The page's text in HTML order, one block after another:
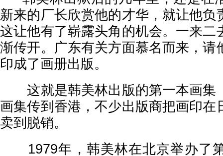
新来的厂长欣赏他的才华，就让他负
这让他有了崭露头角的机会。一来二
渐传开。广东有关方面慕名而来，请
印成了画册出版。
这就是韩美林出版的第一本画集
画集传到香港，不少出版商把画印在
卖到脱销。
1979年，韩美林在北京举办了